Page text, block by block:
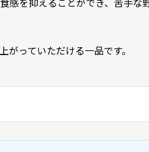
っていただける一品です。